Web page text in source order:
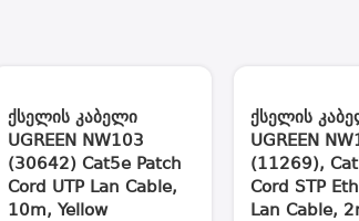
ქსელის კაბელი
UGREEN NW103
(30642) Cat5e Patch
Cord UTP Lan Cable,
10m, Yellow
ქსელის
UGREEN
(11269),
Cord STP
Lan Cable,